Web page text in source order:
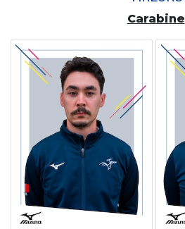
Carabine